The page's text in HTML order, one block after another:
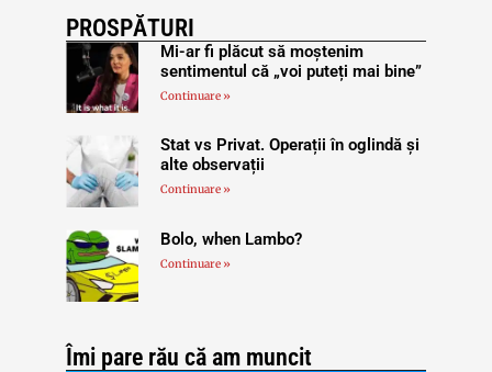
PROSPĂTURI
Mi-ar fi plăcut să moștenim
sentimentul că „voi puteți mai bine”
Continuare »
Stat vs Privat. Operații în oglindă și
alte observații
Continuare »
Bolo, when Lambo?
Continuare »
Îmi pare rău că am muncit